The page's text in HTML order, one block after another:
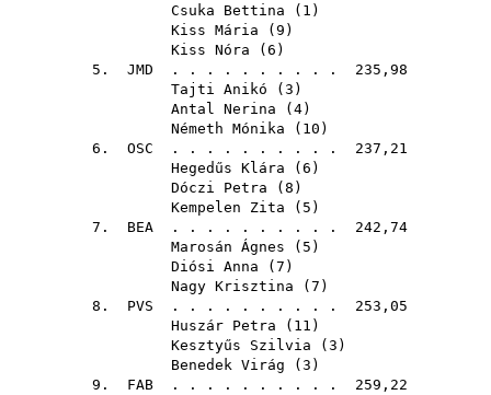
Csuka Bettina ( 1 )
Kiss Mária ( 9 )
Kiss Nóra ( 6 )
5. JMD . . . . . . . . . . 235,98
Tajti Anikó ( 3 )
Antal Nerina ( 4)
Németh Mónika ( 10 )
6. OSC . . . . . . . . . . 237,21
Hegedűs Klára ( 6 )
Dóczi Petra ( 8 )
Kempelen Zita ( 5 )
7. BEA . . . . . . . . . . 242,74
Marosán Ágnes ( 5 )
Diósi Anna ( 7 )
Nagy Krisztina ( 7 )
8. PVS . . . . . . . . . . 253,05
Huszár Petra ( 11 )
Kesztyűs Szilvia ( 3 )
Benedek Virág ( 3 )
9. FAB . . . . . . . . . . 259,22